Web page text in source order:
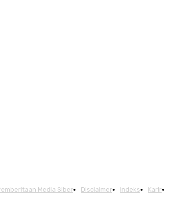
Media Siber Disclaimer Indeks Karir